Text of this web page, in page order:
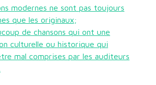
modernes ne sont pas toujours
que les originaux;
de chansons qui ont une
culturelle ou historique qui
mal comprises par les auditeurs